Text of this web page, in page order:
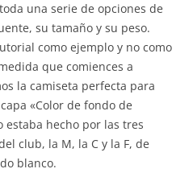
una serie de opciones de
su tamaño y su peso.
como ejemplo y no como
que comiences a
la camiseta perfecta para
«Color de fondo de
estaba hecho por las tres
club, la M, la C y la F, de
blanco.